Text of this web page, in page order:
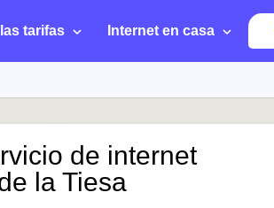
tarifas Internet en casa
de internet
la Tiesa